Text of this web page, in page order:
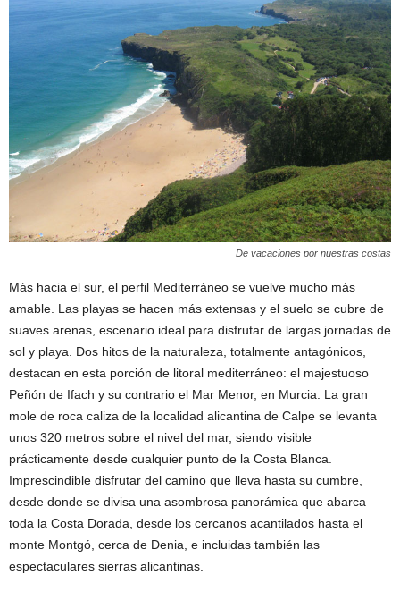
De vacaciones por nuestras costas
Más hacia el sur, el perfil Mediterráneo se vuelve mucho más
amable. Las playas se hacen más extensas y el suelo se cubre de
suaves arenas, escenario ideal para disfrutar de largas jornadas de
sol y playa. Dos hitos de la naturaleza, totalmente antagónicos,
destacan en esta porción de litoral mediterráneo: el majestuoso
Peñón de Ifach y su contrario el Mar Menor, en Murcia. La gran
mole de roca caliza de la localidad alicantina de Calpe se levanta
unos 320 metros sobre el nivel del mar, siendo visible
prácticamente desde cualquier punto de la Costa Blanca.
Imprescindible disfrutar del camino que lleva hasta su cumbre,
desde donde se divisa una asombrosa panorámica que abarca
toda la Costa Dorada, desde los cercanos acantilados hasta el
monte Montgó, cerca de Denia, e incluidas también las
espectaculares sierras alicantinas.